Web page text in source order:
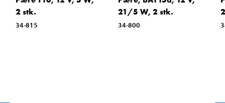
2 stk.
34-815
21/5 W, 2 stk.
34-800